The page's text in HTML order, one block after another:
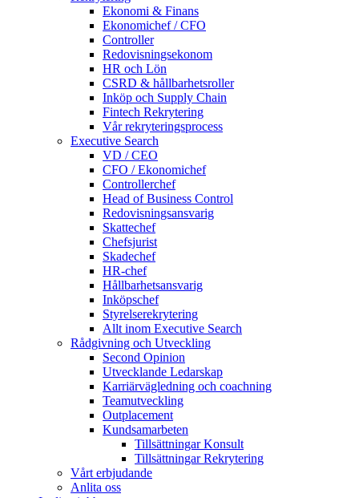
Ekonomi & Finans
Ekonomichef / CFO
Controller
Redovisningsekonom
HR och Lön
CSRD & hållbarhetsroller
Inköp och Supply Chain
Fintech Rekrytering
Vår rekryteringsprocess
Executive Search
VD / CEO
CFO / Ekonomichef
Controllerchef
Head of Business Control
Redovisningsansvarig
Skattechef
Chefsjurist
Skadechef
HR-chef
Hållbarhetsansvarig
Inköpschef
Styrelserekrytering
Allt inom Executive Search
Rådgivning och Utveckling
Second Opinion
Utvecklande Ledarskap
Karriärvägledning och coachning
Teamutveckling
Outplacement
Kundsamarbeten
Tillsättningar Konsult
Tillsättningar Rekrytering
Vårt erbjudande
Anlita oss